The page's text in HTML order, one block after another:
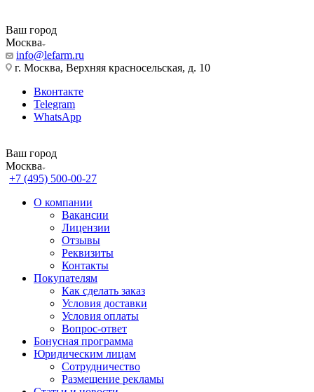
Ваш город
Москва
info@lefarm.ru
г. Москва, Верхняя красносельская, д. 10
Вконтакте
Telegram
WhatsApp
Ваш город
Москва
+7 (495) 500-00-27
О компании
Вакансии
Лицензии
Отзывы
Реквизиты
Контакты
Покупателям
Как сделать заказ
Условия доставки
Условия оплаты
Вопрос-ответ
Бонусная программа
Юридическим лицам
Сотрудничество
Размещение рекламы